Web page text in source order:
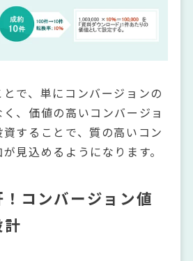
で、単にコンバージョンの
、価値の高いコンバージョ
することで、質の高いコン
見込めるようになります。
コンバージョン値